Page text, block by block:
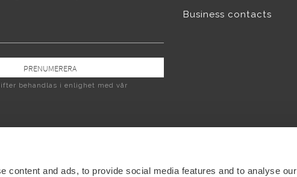
content and ads, to provide social media features and to analyse our
PRENUMERERA
behandlas i enlighet med vår
Business contacts